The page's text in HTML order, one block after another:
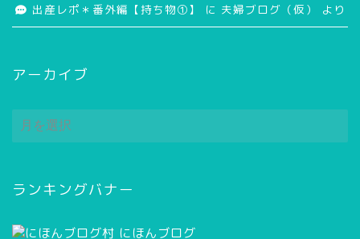
出産レポ＊番外編【持ち物①】 に 夫婦ブログ（仮） より
アーカイブ
ア
ー
ブ
ランキングバナー